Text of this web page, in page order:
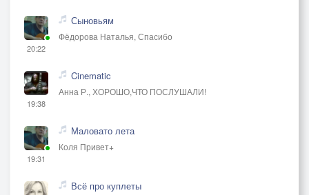
20:22
Сыновьям
Фёдорова Наталья, Спасибо
19:38
Cinematic
Анна Р., ХОРОШО,ЧТО ПОСЛУШАЛИ!
19:31
Маловато лета
Коля Привет+
Всё про куплеты